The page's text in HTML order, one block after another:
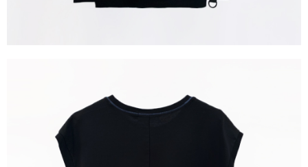
權轉讓予恩沛科技股份有限公司。
請求用戶進行身份認證。
５．嚴禁一人註冊多個帳號或使用他人資訊註冊。若發現惡意使用之情形，
恩沛科技股份有限公司將有權停止該用戶之使用額度並採取法律行動。